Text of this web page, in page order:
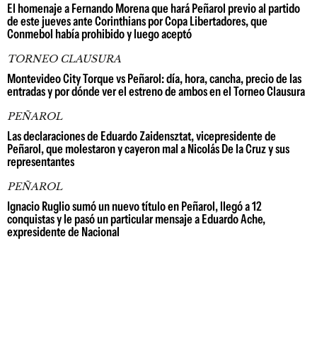
El homenaje a Fernando Morena que hará Peñarol previo al partido
de este jueves ante Corinthians por Copa Libertadores, que
Conmebol había prohibido y luego aceptó
TORNEO CLAUSURA
Montevideo City Torque vs Peñarol: día, hora, cancha, precio de las
entradas y por dónde ver el estreno de ambos en el Torneo Clausura
PEÑAROL
Las declaraciones de Eduardo Zaidensztat, vicepresidente de
Peñarol, que molestaron y cayeron mal a Nicolás De la Cruz y sus
representantes
PEÑAROL
Ignacio Ruglio sumó un nuevo título en Peñarol, llegó a 12
conquistas y le pasó un particular mensaje a Eduardo Ache,
expresidente de Nacional